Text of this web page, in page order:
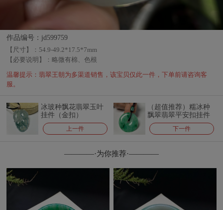
作品编号：jd599759
【尺寸】： 54.9-49.2*17.5*7mm
【必要说明】：略微有棉、色根
温馨提示：翡翠王朝为多渠道销售，该宝贝仅此一件，下单前请咨询客
服。
冰玻种飘花翡翠玉叶
挂件（金扣）
上一件
（超值推荐）糯冰种
飘翠翡翠平安扣挂件
下一件
————·为你推荐·————